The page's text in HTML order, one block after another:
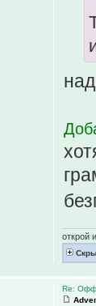
открой
Re: